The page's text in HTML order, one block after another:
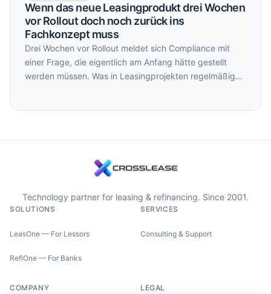
Wenn das neue Leasingprodukt drei Wochen
vor Rollout doch noch zurück ins
Fachkonzept muss
Drei Wochen vor Rollout meldet sich Compliance mit
einer Frage, die eigentlich am Anfang hätte gestellt
werden müssen. Was in Leasingprojekten regelmäßig
Technology partner for leasing & refinancing. Since 2001.
SOLUTIONS
LeasOne — For Lessors
RefiOne — For Banks
SERVICES
Consulting & Support
COMPANY LEGAL